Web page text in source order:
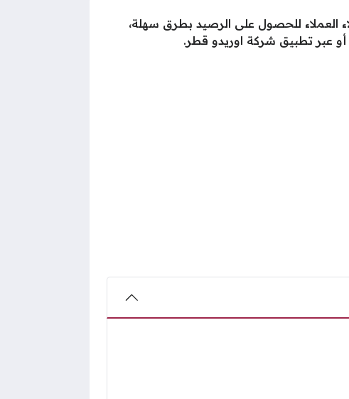
العملاء للحصول على الرصيد بطرق سهلة،
عبر تطبيق شركة اوريدو قطر.